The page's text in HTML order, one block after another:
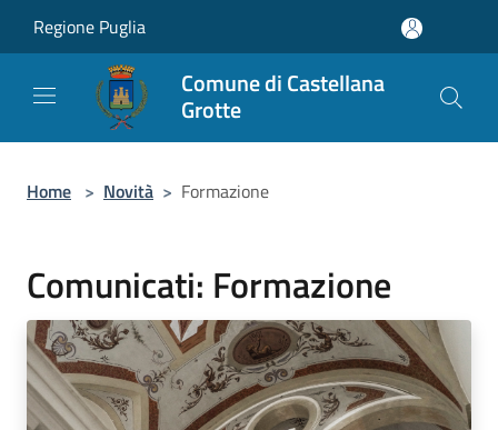
Regione Puglia
Comune di Castellana
Grotte
Home > Novità > Formazione
Comunicati: Formazione